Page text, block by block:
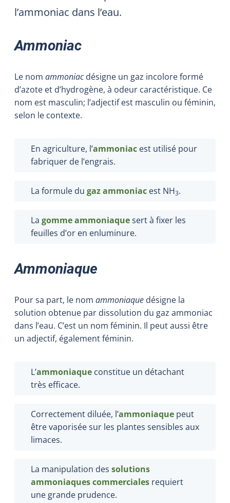
l’ammoniac dans l’eau.
Ammoniac
Le nom ammoniacdésigne un gaz incolore formé
d’azote et d’hydrogène, à odeur caractéristique. Ce
nom est masculin; l’adjectif est masculin ou féminin,
selon le contexte.
En agriculture, l’ammoniac est utilisé pour
fabriquer de l’engrais.
La formule du gaz ammoniac est NH3.
La gomme ammoniaquesert à fixer les
feuilles d’or en enluminure.
Ammoniaque
Pour sa part, le nom ammoniaque désigne la
solution obtenue par dissolution du gaz ammoniac
dans l’eau. C’est un nom féminin. Il peut aussi être
un adjectif, également féminin.
L’ammoniaque constitue un détachant
très efficace.
Correctement diluée, l’ammoniaque peut
être vaporisée sur les plantes sensibles aux
limaces.
La manipulation des solutions
ammoniaques commerciales requiert
une grande prudence.